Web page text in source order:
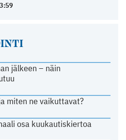
jälkeen – näin
miten ne vaikuttavat?
osa kuukautiskiertoa